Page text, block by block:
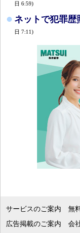
日 6:59)
ネットで犯罪歴
日 7:11)
サービスのご案内
無
広告掲載のご案内 会